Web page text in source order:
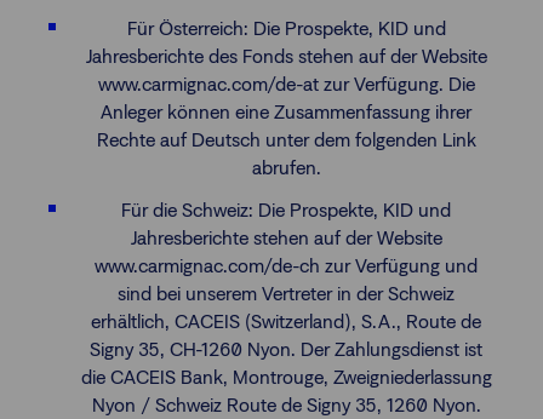
Für Österreich: Die Prospekte, KID und
Jahresberichte des Fonds stehen auf der Website
www.carmignac.com/de-at zur Verfügung. Die
Anleger können eine Zusammenfassung ihrer
Rechte auf Deutsch unter dem folgenden Link
abrufen.
Für die Schweiz: Die Prospekte, KID und
Jahresberichte stehen auf der Website
www.carmignac.com/de-ch zur Verfügung und
sind bei unserem Vertreter in der Schweiz
erhältlich, CACEIS (Switzerland), S.A., Route de
Signy 35, CH-1260 Nyon. Der Zahlungsdienst ist
die CACEIS Bank, Montrouge, Zweigniederlassung
Nyon / Schweiz Route de Signy 35, 1260 Nyon.